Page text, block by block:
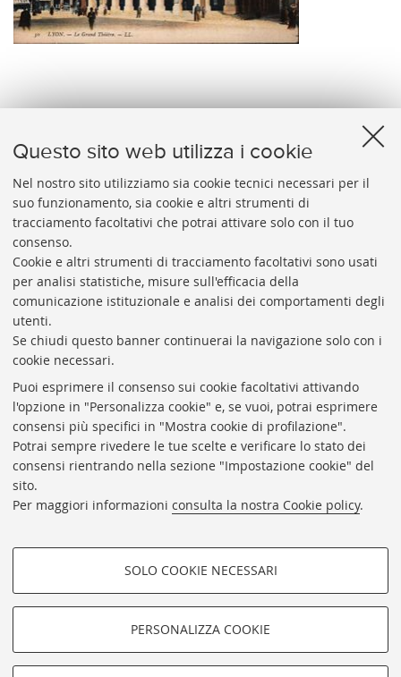
Questo sito web utilizza i cookie
Nel nostro sito utilizziamo sia cookie tecnici necessari per il
suo funzionamento, sia cookie e altri strumenti di
tracciamento facoltativi che potrai attivare solo con il tuo
consenso.
Cookie e altri strumenti di tracciamento facoltativi sono usati
per analisi statistiche, misure sull'efficacia della
comunicazione istituzionale e analisi dei comportamenti degli
utenti.
Se chiudi questo banner continuerai la navigazione solo con i
cookie necessari.
Puoi esprimere il consenso sui cookie facoltativi attivando
l'opzione in "Personalizza cookie" e, se vuoi, potrai esprimere
consensi più specifici in "Mostra cookie di profilazione".
Potrai sempre rivedere le tue scelte e verificare lo stato dei
consensi rientrando nella sezione "Impostazione cookie" del
sito.
Per maggiori informazioni consulta la nostra Cookie policy.
COOKIE DI PROFILAZIONE -
FACOLTATIVI
navigazione degli utenti, creare profili in base al loro comportamento
SOLO COOKIE NECESSARI
PERSONALIZZA COOKIE
UNIVERSITARIA
Presidente: prof. Francesco Citti
Coordinatrice gestionale: Maria Pia Torricelli
Responsabile Amministrativo: Luigia Di Pumpo
Via Zamboni, 33/35 - 40126 Bologna (BO)
Tel. +39 051 2088306 - Fax +39 051 2088385
bub.info@unibo.it
bub.biblioteca@pec.unibo.it
Dove siamo
Orario dei servizi
Helpdesk
Rubrica di Ateneo
Privacy e note legali